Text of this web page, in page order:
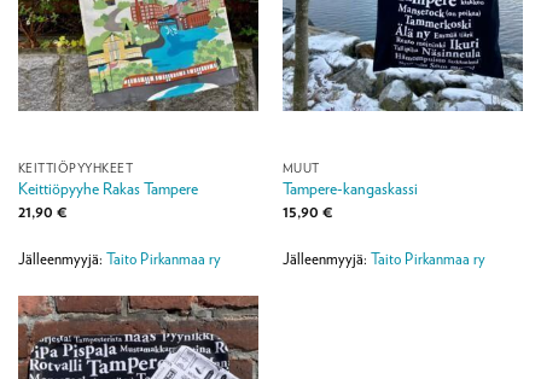
KEITTIÖPYYHKEET
Keittiöpyyhe Rakas Tampere
21,90 €
Jälleenmyyjä: Taito Pirkanmaa ry
MUUT
Tampere-kangaskassi
15,90 €
Jälleenmyyjä: Taito Pirkanmaa ry